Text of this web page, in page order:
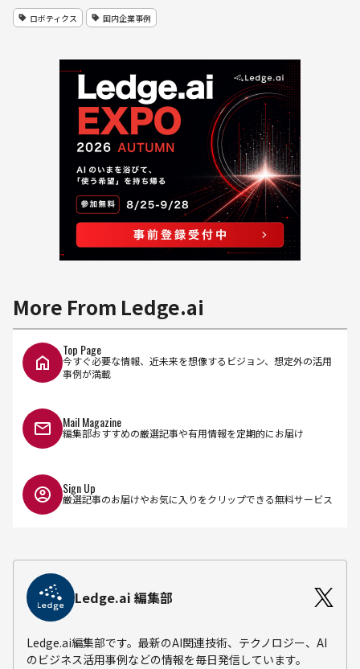
ロボティクス 国内企業事例
More From Ledge.ai
Top Page
今すぐ必要な情報、近未来を想像するビジョン、想定外の活用
事例が満載
Mail Magazine
編集部おすすめの厳選記事や有用情報を定期的にお届け
Sign Up
厳選記事のお届けやお気に入りをクリップできる無料サービス
Ledge.ai 編集部
Ledge.ai編集部です。最新のAI関連技術、テクノロジー、AI
のビジネス活用事例などの情報を毎日発信しています。